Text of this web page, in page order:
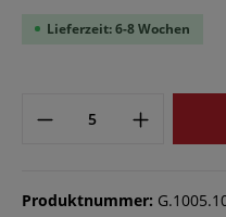
Lieferzeit: 6-8 Wochen
Produktnummer: